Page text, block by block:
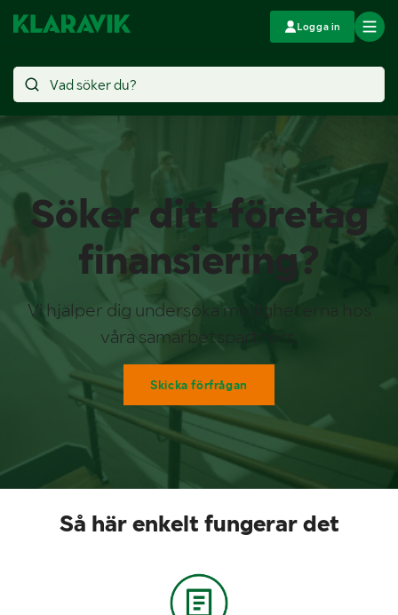
Logga in
Söker ditt företag
finansiering?
Vi hjälper dig undersöka möjligheterna hos
våra samarbetspartners.
Skicka förfrågan
Så här enkelt fungerar det